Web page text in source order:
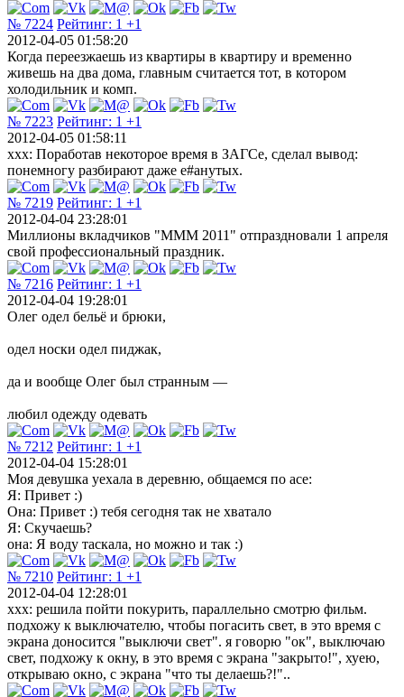
№ 7224 Рейтинг: 1 +1
2012-04-05 01:58:20
Когда переезжаешь из квартиры в квартиру и временно
живешь на два дома, главным считается тот, в котором
холодильник и комп.
№ 7223 Рейтинг: 1 +1
2012-04-05 01:58:11
xxx: Поработав некоторое время в ЗАГСе, сделал вывод:
понемногу разбирают даже е#анутых.
№ 7219 Рейтинг: 1 +1
2012-04-04 23:28:01
Миллионы вкладчиков "МММ 2011" отпраздновали 1 апреля
свой профессиональный праздник.
№ 7216 Рейтинг: 1 +1
2012-04-04 19:28:01
Олег одел бельё и брюки,
одел носки одел пиджак,
да и вообще Олег был странным —
любил одежду одевать
№ 7212 Рейтинг: 1 +1
2012-04-04 15:28:01
Моя девушка уехала в деревню, общаемся по асе:
Я: Привет :)
Она: Привет :) тебя сегодня так не хватало
Я: Скучаешь?
она: Я воду таскала, но можно и так :)
№ 7210 Рейтинг: 1 +1
2012-04-04 12:28:01
ххх: решила пойти покурить, параллельно смотрю фильм.
подхожу к выключателю, чтобы погасить свет, в это время с
экрана доносится "выключи свет". я говорю "ок", выключаю
свет, подхожу к окну, в это время с экрана "закрыто!", хуею,
открываю окно, с экрана "что ты делаешь?!"..